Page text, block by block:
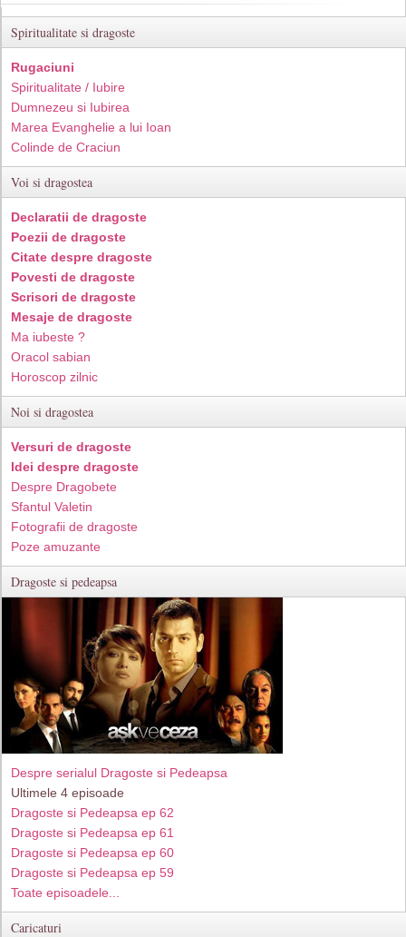
Spiritualitate si dragoste
Rugaciuni
Spiritualitate / Iubire
Dumnezeu si Iubirea
Marea Evanghelie a lui Ioan
Colinde de Craciun
Voi si dragostea
Declaratii de dragoste
Poezii de dragoste
Citate despre dragoste
Povesti de dragoste
Scrisori de dragoste
Mesaje de dragoste
Ma iubeste ?
Oracol sabian
Horoscop zilnic
Noi si dragostea
Versuri de dragoste
Idei despre dragoste
Despre Dragobete
Sfantul Valetin
Fotografii de dragoste
Poze amuzante
Dragoste si pedeapsa
Despre serialul Dragoste si Pedeapsa
Ultimele 4 episoade
Dragoste si Pedeapsa ep 62
Dragoste si Pedeapsa ep 61
Dragoste si Pedeapsa ep 60
Dragoste si Pedeapsa ep 59
Toate episoadele...
Caricaturi